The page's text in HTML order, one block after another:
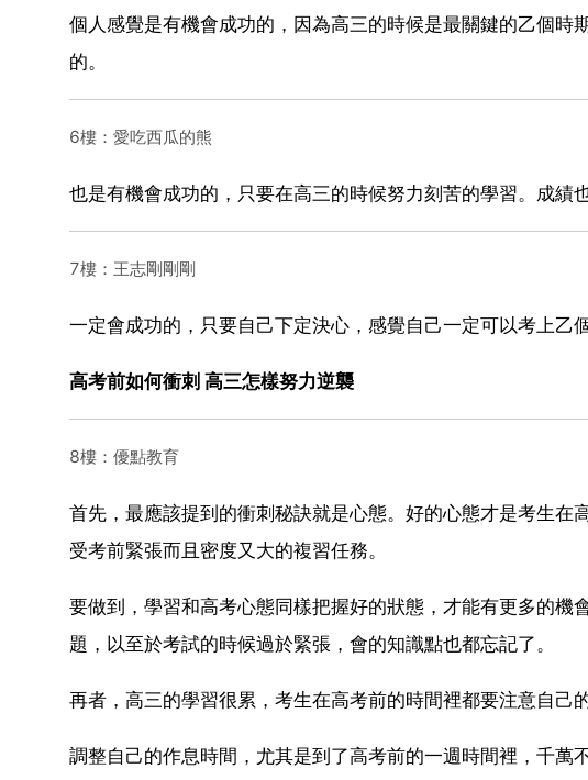
個人感覺是有機會成功的，因為高三的時候是最關鍵的乙個
的。
6樓：愛吃西瓜的熊
也是有機會成功的，只要在高三的時候努力刻苦的學習。成績
7樓：王志剛剛剛
一定會成功的，只要自己下定決心，感覺自己一定可以考上乙
高考前如何衝刺 高三怎樣努力逆襲
8樓：優點教育
首先，最應該提到的衝刺秘訣就是心態。好的心態才是考生
受考前緊張而且密度又大的複習任務。
要做到，學習和高考心態同樣把握好的狀態，才能有更多的
題，以至於考試的時候過於緊張，會的知識點也都忘記了。
再者，高三的學習很累，考生在高考前的時間裡都要注意自己
調整自己的作息時間，尤其是到了高考前的一週時間裡，千